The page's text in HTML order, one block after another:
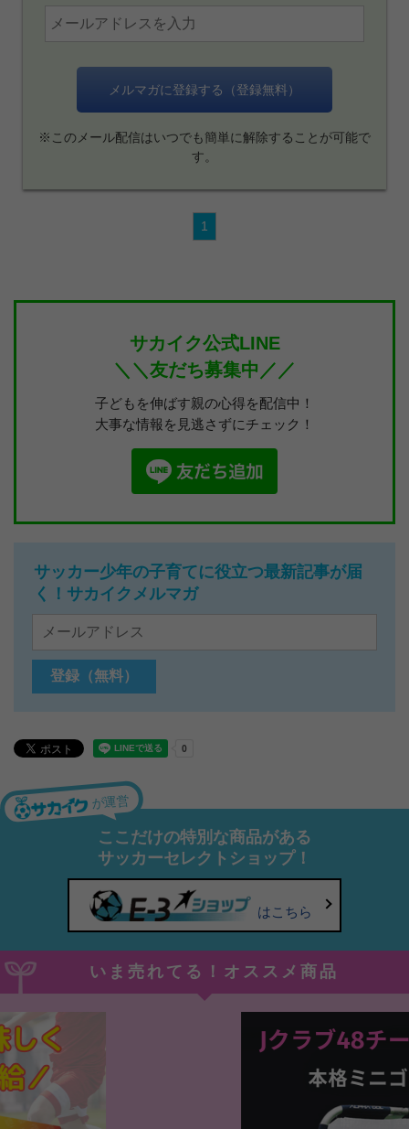
※このメール配信はいつでも簡単に解除することが可能で
す。
1
サカイク公式LINE
＼＼友だち募集中／／
子どもを伸ばす親の心得を配信中！
大事な情報を見逃さずにチェック！
サッカー少年の子育てに役立つ最新記事が届
く！サカイクメルマガ
が運営
ここだけの特別な商品がある
サッカーセレクトショップ！
はこちら
いま売れてる！オススメ商品